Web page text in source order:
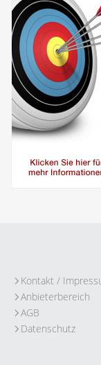
Kontakt /
Anbieterbereich
AGB
Datenschutz